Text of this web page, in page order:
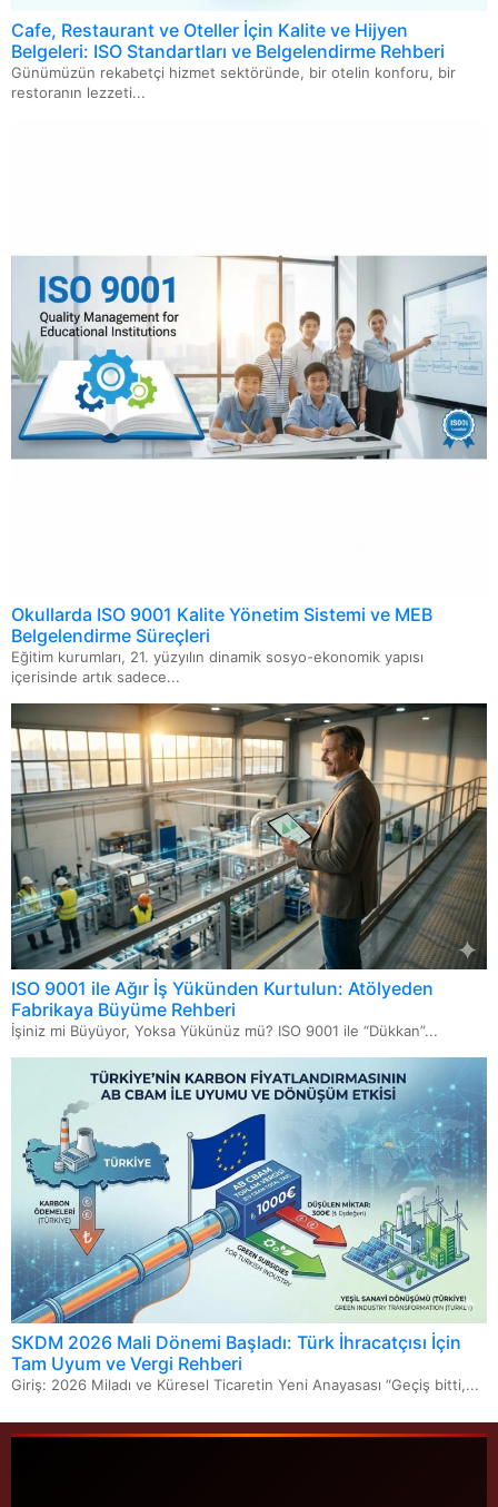
ISO 14067 Ürün Karbon Ayak İzi
ISO 46001 Su Verimliliği Yönetim Sistemi
ISO 20000 Bilgi Teknolojileri Hizmet Yönetimi Sistemi
ISO 22716 Kozmetik GMP-İyi Üretim Uygulamaları
Cafe, Restaurant ve Oteller İçin Kalite ve Hijyen
Belgeleri: ISO Standartları ve Belgelendirme Rehberi
Günümüzün rekabetçi hizmet sektöründe, bir otelin konforu, bir
restoranın lezzeti...
Okullarda ISO 9001 Kalite Yönetim Sistemi ve MEB
Belgelendirme Süreçleri
Eğitim kurumları, 21. yüzyılın dinamik sosyo-ekonomik yapısı
içerisinde artık sadece...
ISO 9001 ile Ağır İş Yükünden Kurtulun: Atölyeden
Fabrikaya Büyüme Rehberi
İşiniz mi Büyüyor, Yoksa Yükünüz mü? ISO 9001 ile “Dükkan”...
SKDM 2026 Mali Dönemi Başladı: Türk İhracatçısı İçin
Tam Uyum ve Vergi Rehberi
Giriş: 2026 Miladı ve Küresel Ticaretin Yeni Anayasası “Geçiş bitti,...